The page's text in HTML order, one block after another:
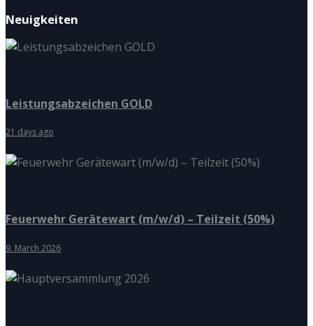
Neuigkeiten
Leistungsabzeichen GOLD
21 days ago
Feuerwehr Gerätewart (m/w/d) – Teilzeit (50%)
9. March 2026